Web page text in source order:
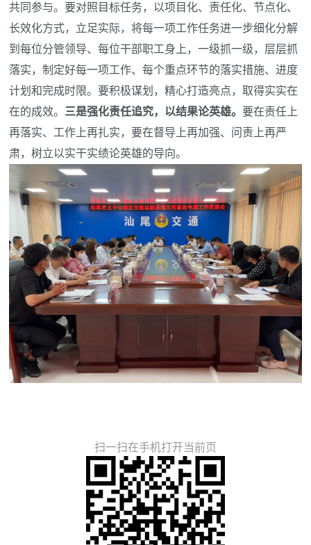
共同参与。要对照目标任务，以项目化、责任化、节点化、
长效化方式，立足实际，将每一项工作任务进一步细化分解
到每位分管领导、每位干部职工身上，一级抓一级，层层抓
落实，制定好每一项工作、每个重点环节的落实措施、进度
计划和完成时限。要积极谋划，精心打造亮点，取得实实在
在的成效。 三是强化责任追究，以结果论英雄。要在责任上
再落实、工作上再扎实，要在督导上再加强、问责上再严
肃，树立以实干实绩论英雄的导向。
扫一扫在手机打开当前页